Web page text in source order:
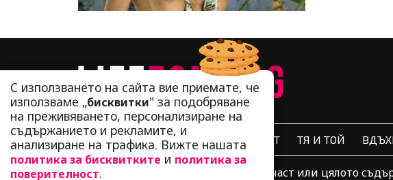
С използването на сайта вие приемате, че
използваме „бисквитки" за подобряване
на преживяването, персонализиране на
съдържанието и рекламите, и
анализиране на трафика. Вижте нашата
политика за бисквитките и политика за
поверителност.
НАЧИН НА ЖИВОТ ТЯ И ТОЙ
Използването и публикуването на част или цялото